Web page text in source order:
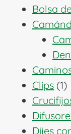
Bolsa
Clips 11
Dijes